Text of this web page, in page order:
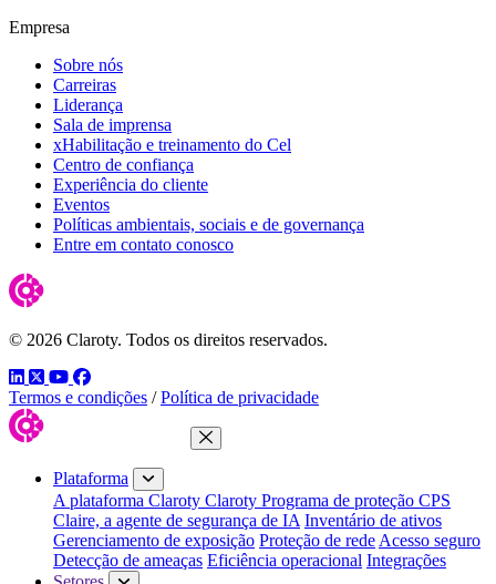
Empresa
Sobre nós
Carreiras
Liderança
Sala de imprensa
xHabilitação e treinamento do Cel
Centro de confiança
Experiência do cliente
Eventos
Políticas ambientais, sociais e de governança
Entre em contato conosco
© 2026 Claroty. Todos os direitos reservados.
LinkedIn
TwitterYouTube
Facebook
Termos e condições / Política de privacidade
Fechar menu
Plataforma
A plataforma Claroty Claroty Programa de proteção CPS
Claire, a agente de segurança de IA Inventário de ativos
Gerenciamento de exposição Proteção de rede Acesso seguro
Detecção de ameaças Eficiência operacional Integrações